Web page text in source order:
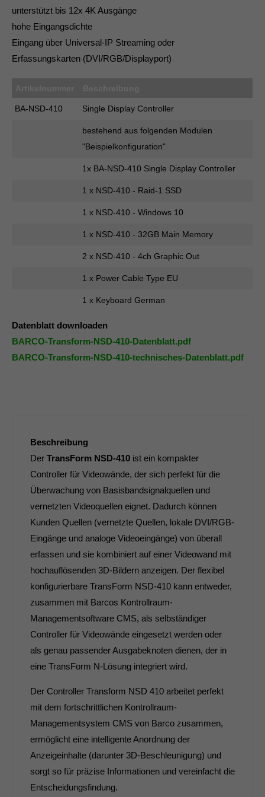
info@yourdomain.com
About us
Lorem ipsum dolor sit amet, consectetuer
Cum sociis natoque penatibus et magnis dis parturient
unterstützt bis 12x 4K Ausgänge
hohe Eingangsdichte
Eingang über Universal-IP Streaming oder
Erfassungskarten (DVI/RGB/Displayport)
BA-NSD-410 Single Display Controller
bestehend aus folgenden Modulen
"Beispielkonfiguration"
1x BA-NSD-410 Single Display Controller
1 x NSD-410 - Raid-1 SSD
1 x NSD-410 - Windows 10
1 x NSD-410 - 32GB Main Memory
2 x NSD-410 - 4ch Graphic Out
1 x Power Cable Type EU
1 x Keyboard German
Datenblatt downloaden
BARCO-Transform-NSD-410-Datenblatt.pdf
BARCO-Transform-NSD-410-technisches-Datenblatt.pdf
Beschreibung
Der TransForm NSD-410 ist ein kompakter
Controller für Videowände, der sich perfekt für die
Überwachung von Basisbandsignalquellen und
vernetzten Videoquellen eignet. Dadurch können
Kunden Quellen (vernetzte Quellen, lokale DVI/RGB-
Eingänge und analoge Videoeingänge) von überall
erfassen und sie kombiniert auf einer Videowand mit
hochauflösenden 3D-Bildern anzeigen. Der flexibel
konfigurierbare TransForm NSD-410 kann entweder,
zusammen mit Barcos Kontrollraum-
Managementsoftware CMS, als selbständiger
Controller für Videowände eingesetzt werden oder
als genau passender Ausgabeknoten dienen, der in
eine TransForm N-Lösung integriert wird.
Der Controller Transform NSD 410 arbeitet perfekt
mit dem fortschrittlichen Kontrollraum-
Managementsystem CMS von Barco zusammen,
ermöglicht eine intelligente Anordnung der
Anzeigeinhalte (darunter 3D-Beschleunigung) und
sorgt so für präzise Informationen und vereinfacht die
Entscheidungsfindung.